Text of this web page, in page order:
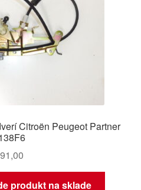
Citroën Peugeot Partner
91,00
produkt na sklade